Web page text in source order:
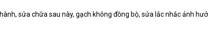
sửa chữa sau này, gạch không đồng bộ, sửa lắc nhắc ảnh